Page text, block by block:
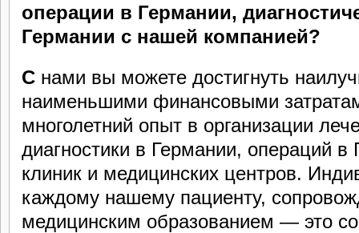
операции в Германии,
Германии с нашей компанией?
С нами вы можете достигнуть
наименьшими финансовыми
многолетний опыт в организации
диагностики в Германии, операций
клиник и медицинских центров.
каждому нашему пациенту,
медицинским образованием — это